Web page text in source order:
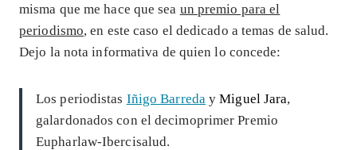
misma que me hace que sea un premio para el
periodismo, en este caso el dedicado a temas de salud.
Dejo la nota informativa de quien lo concede:
Los periodistas Iñigo Barreda yMiguel Jara,
galardonados con el decimoprimer Premio
Eupharlaw-Ibercisalud.